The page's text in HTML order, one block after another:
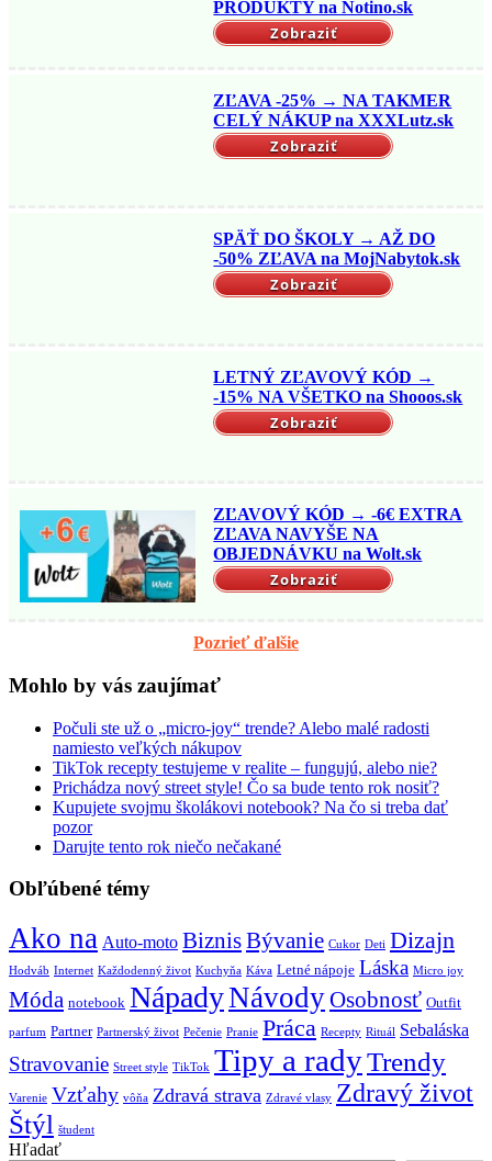
PRODUKTY na Notino.sk
Zobraziť
ZĽAVA -25% → NA TAKMER
CELÝ NÁKUP na XXXLutz.sk
Zobraziť
SPÄŤ DO ŠKOLY → AŽ DO
-50% ZĽAVA na MojNabytok.sk
Zobraziť
LETNÝ ZĽAVOVÝ KÓD →
-15% NA VŠETKO na Shooos.sk
Zobraziť
ZĽAVOVÝ KÓD → -6€ EXTRA
ZĽAVA NAVYŠE NA
OBJEDNÁVKU na Wolt.sk
Zobraziť
Pozrieť ďalšie
Mohlo by vás zaujímať
Počuli ste už o „micro-joy“ trende? Alebo malé radosti
namiesto veľkých nákupov
TikTok recepty testujeme v realite – fungujú, alebo nie?
Prichádza nový street style! Čo sa bude tento rok nosiť?
Kupujete svojmu školákovi notebook? Na čo si treba dať
pozor
Darujte tento rok niečo nečakané
Obľúbené témy
Ako na Auto-moto BiznisBývanie Cukor Deti Dizajn
Hodváb Internet Každodenný život Kuchyňa Káva Letné nápoje Láska Micro joy
Móda notebook NápadyNávodyOsobnosť Outfit
parfum Partner Partnerský život Pečenie Pranie Práca Recepty Rituál Sebaláska
Stravovanie Street style TikTok Tipy a radyTrendy
Varenie Vzťahy vôňa Zdravá strava Zdravé vlasy Zdravý život
Štýl študent
Hľadať